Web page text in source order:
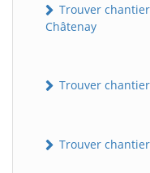
Trouver
Châtenay
Trouver
Trouver